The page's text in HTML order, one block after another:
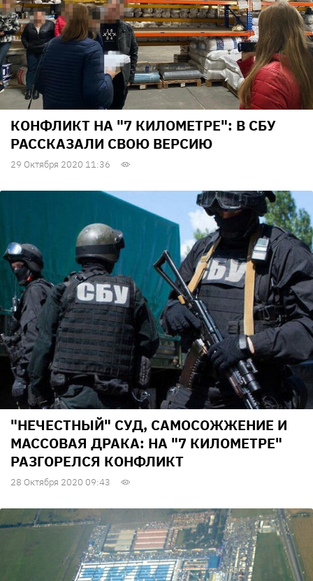
КОНФЛИКТ НА "7 КИЛОМЕТРЕ": В СБУ
РАССКАЗАЛИ СВОЮ ВЕРСИЮ
29 Октября 2020 11:36
"НЕЧЕСТНЫЙ" СУД, САМОСОЖЖЕНИЕ И
МАССОВАЯ ДРАКА: НА "7 КИЛОМЕТРЕ"
РАЗГОРЕЛСЯ КОНФЛИКТ
28 Октября 2020 09:43